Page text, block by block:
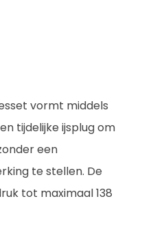
vormt middels
tijdelijke ijsplug om
een
te stellen. De
tot maximaal 138